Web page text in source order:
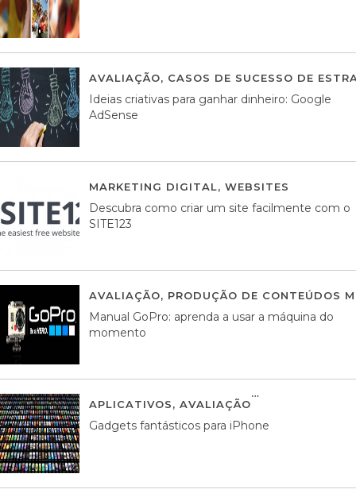
AVALIAÇÃO, CASOS DE SUCESSO DE
Ideias criativas para ganhar dinheiro: Google
AdSense
MARKETING DIGITAL, WEBSITES
Descubra como criar um site facilmente com o
SITE123
AVALIAÇÃO, PRODUÇÃO DE CONTEÚDOS
Manual GoPro: aprenda a usar a máquina do
momento
APLICATIVOS, AVALIAÇÃO
Gadgets fantásticos para iPhone